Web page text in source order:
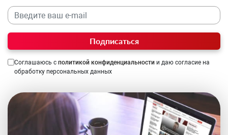
Подписаться
Соглашаюсь с политикой конфиденциальности и даю согласие на
обработку персональных данных